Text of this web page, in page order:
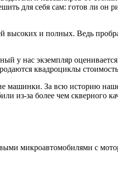
для себя сам: готов ли он
и полных. Ведь
у нас экземпляр
квадроциклы
За всю историю
за более чем скверного
микроавтомобилями с